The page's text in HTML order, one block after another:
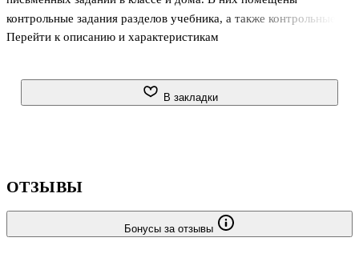
контрольные задания разделов учебника, а также контрольные
работы для подготовки учащихся к государственной итоговой
также лексико-грамматические задания по изученному
Перейти к описанию и характеристикам
В закладки
ОТЗЫВЫ
Бонусы за отзывы